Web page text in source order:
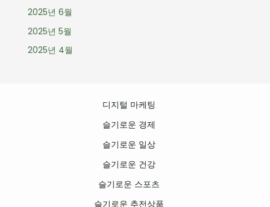
2025년 6월
2025년 5월
2025년 4월
디지털 마케팅
슬기로운 경제
슬기로운 일상
슬기로운 건강
슬기로운 스포츠
슬기로운 추전상품